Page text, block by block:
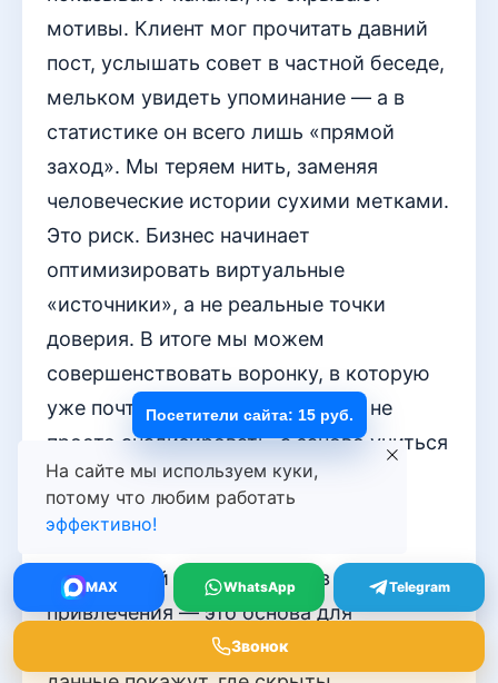
мотивы. Клиент мог прочитать давний
пост, услышать совет в частной беседе,
мельком увидеть упоминание — а в
статистике он всего лишь «прямой
заход». Мы теряем нить, заменяя
человеческие истории сухими метками.
Это риск. Бизнес начинает
оптимизировать виртуальные
«источники», а не реальные точки
доверия. В итоге мы можем
совершенствовать воронку, в которую
уже почти никто не идёт. Нужно не
просто анализировать, а заново учиться
слышать.
Crimson_Witch
Практичный разбор каналов
привлечения — это основа для
перераспределения бюджета. Ваши
На сайте мы используем куки,
потому что любим работать
эффективно!
MAX WhatsApp Telegram
Звонок
Посетители сайта: 15 руб.